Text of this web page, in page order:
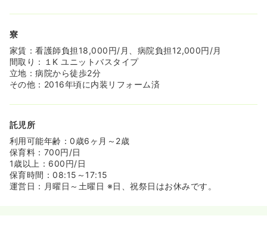
寮
家賃：看護師負担18,000円/月、病院負担12,000円/月
間取り：１K ユニットバスタイプ
立地：病院から徒歩2分
その他：2016年頃に内装リフォーム済
託児所
利用可能年齢：0歳6ヶ月～2歳
保育料：700円/日
1歳以上：600円/日
保育時間：08:15～17:15
運営日：月曜日～土曜日 ※日、祝祭日はお休みです。